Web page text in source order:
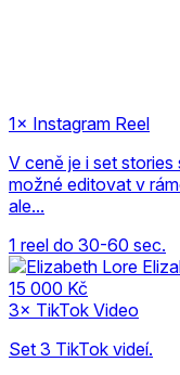
1× Instagram Reel
V ceně je i set
možné editovat v
ale...
1 reel do 30-60 sec.
15 000 Kč
3× TikTok Video
Set 3 TikTok videí.